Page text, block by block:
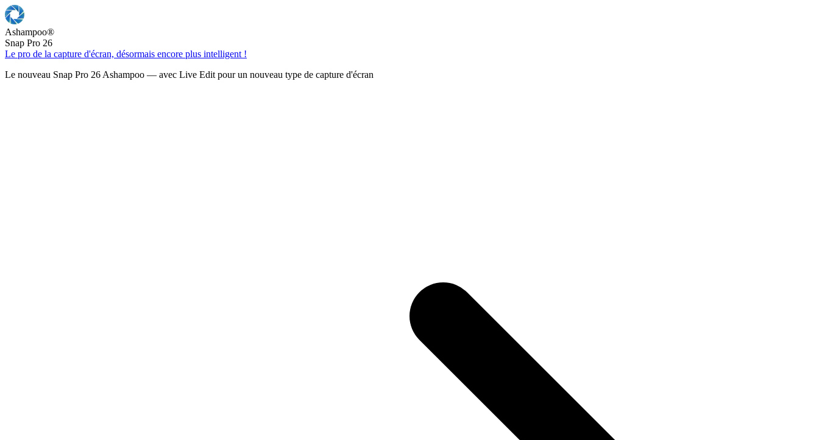
Ashampoo®
Snap Pro 26
Le pro de la capture d'écran, désormais encore plus intelligent !
Le nouveau Snap Pro 26 Ashampoo — avec Live Edit pour un nouveau type de capture d'écran